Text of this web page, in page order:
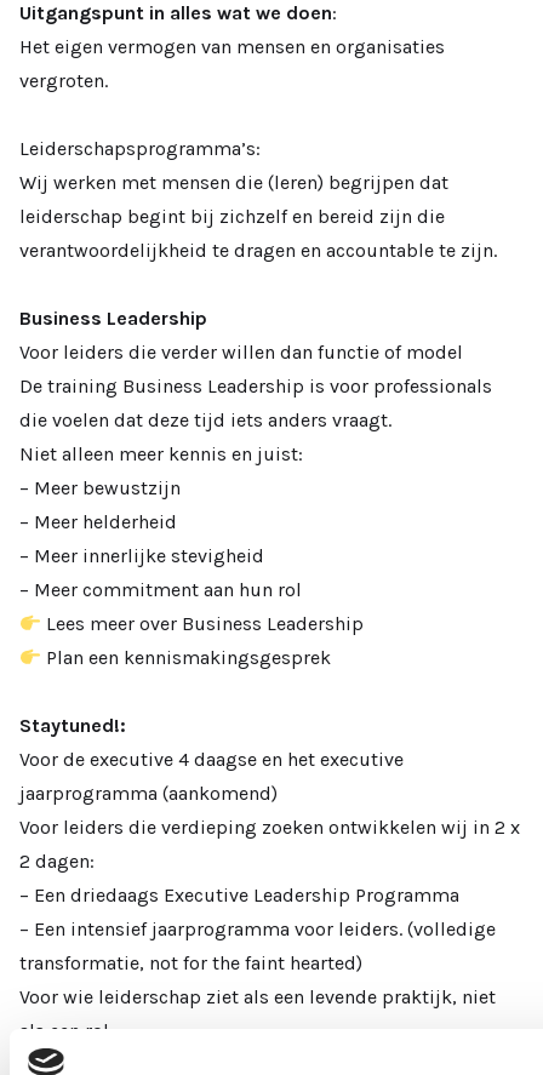
Uitgangspunt in alles wat we doen:
Het eigen vermogen van mensen en organisaties
vergroten.
Leiderschapsprogramma’s:
Wij werken met mensen die (leren) begrijpen dat
leiderschap begint bij zichzelf en bereid zijn die
verantwoordelijkheid te dragen en accountable te zijn.
Business Leadership
Voor leiders die verder willen dan functie of model
De training Business Leadership is voor professionals
die voelen dat deze tijd iets anders vraagt.
Niet alleen meer kennis en juist:
– Meer bewustzijn
– Meer helderheid
– Meer innerlijke stevigheid
– Meer commitment aan hun rol
Lees meer over Business Leadership
Plan een kennismakingsgesprek
Staytuned!:
Voor de executive 4 daagse en het executive
jaarprogramma (aankomend)
Voor leiders die verdieping zoeken ontwikkelen wij in 2 x
2 dagen:
– Een driedaags Executive Leadership Programma
– Een intensief jaarprogramma voor leiders. (volledige
transformatie, not for the faint hearted)
Voor wie leiderschap ziet als een levende praktijk, niet
als een rol.